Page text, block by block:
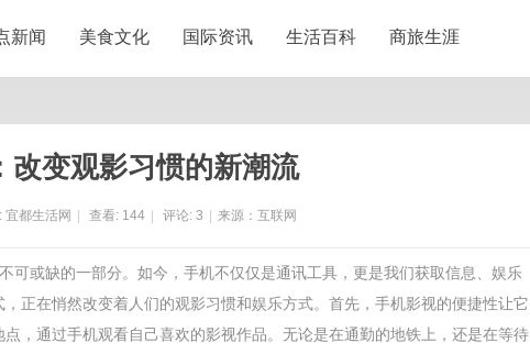
新闻 美食文化 国际资讯 生活百科 商旅生涯
改变观影习惯的新潮流
宜都生活网 查看: 144 评论: 3 来源：互联网
可或缺的一部分。如今，手机不仅仅是通讯工具，更是我们获取信息、娱乐
正在悄然改变着人们的观影习惯和娱乐方式。首先，手机影视的便捷性让它
，通过手机观看自己喜欢的影视作品。无论是在通勤的地铁上，还是在等待